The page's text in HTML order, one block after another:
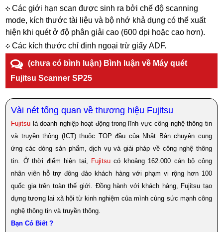
​​​​​​​ Các giới hạn scan được sinh ra bởi chế độ scanning
mode, kích thước tài liệu và bộ nhớ khả dụng có thể xuất
hiện khi quét ở độ phân giải cao (600 dpi hoặc cao hơn).
​​​​​​​ Các kích thước chỉ định ngoại trừ giấy ADF.
(chưa có bình luận) Bình luận về Máy quét
Fujitsu Scanner SP25
Vài nét tổng quan về thương hiệu Fujitsu
Fujitsu là doanh nghiệp hoạt động trong lĩnh vực công nghệ thông tin
và truyền thông (ICT) thuộc TOP đầu của Nhật Bản chuyên cung
ứng các dòng sản phẩm, dịch vụ và giải pháp về công nghệ thông
tin. Ở thời điểm hiện tại,
Fujitsu có khoảng 162.000 cán bộ công
nhân viên hỗ trợ đông đảo khách hàng với phạm vi rộng hơn 100
quốc gia trên toàn thế giới. Đồng hành với khách hàng, Fujitsu tạo
dựng tương lai xã hội từ kinh nghiệm của mình cùng sức mạnh công
nghệ thông tin và truyền thông.
Bạn Có Biết ?